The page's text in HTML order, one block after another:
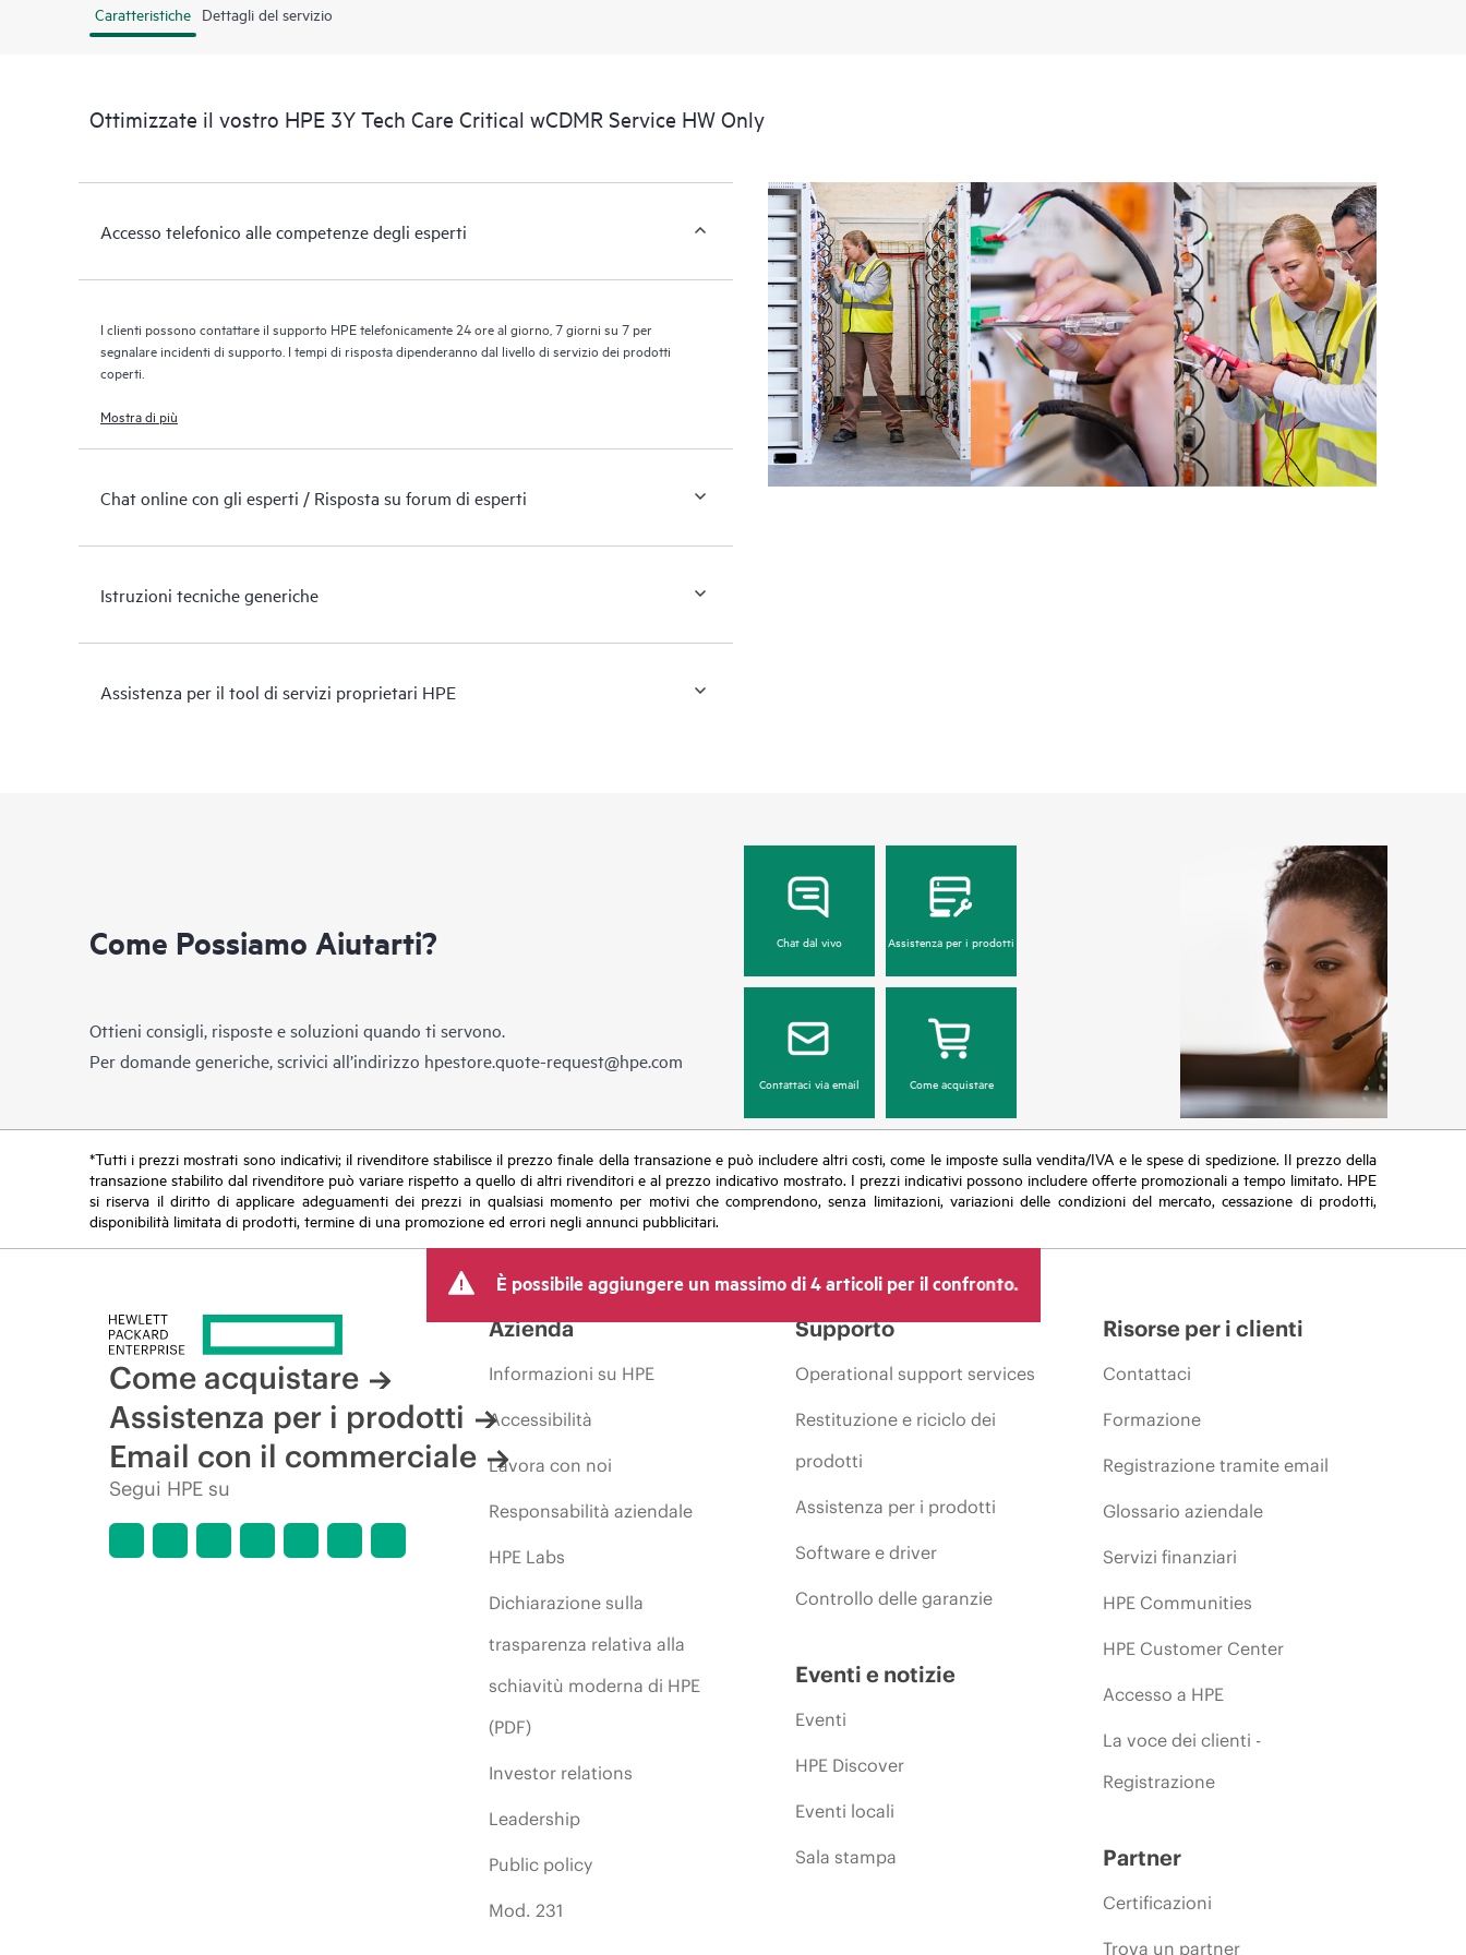
Caratteristiche Dettagli del servizio
Ottimizzate il vostro HPE 3Y Tech Care Critical wCDMR Service HW Only
Accesso telefonico alle competenze degli esperti
I clienti possono contattare il supporto HPE telefonicamente 24 ore al giorno, 7 giorni su 7 per
segnalare incidenti di supporto. I tempi di risposta dipenderanno dal livello di servizio dei prodotti
coperti.
Mostra di più
Chat online con gli esperti / Risposta su forum di esperti
Istruzioni tecniche generiche
Assistenza per il tool di servizi proprietari HPE
Come Possiamo Aiutarti?
Ottieni consigli, risposte e soluzioni quando ti servono.
Per domande generiche, scrivici all’indirizzo hpestore.quote-request@hpe.com
Chat dal vivo Assistenza per i prodotti
Contattaci via email Come acquistare
*Tutti i prezzi mostrati sono indicativi; il rivenditore stabilisce il prezzo finale della transazione e può includere altri costi, come le imposte sulla vendita/IVA e le spese di spedizione. Il prezzo della
transazione stabilito dal rivenditore può variare rispetto a quello di altri rivenditori e al prezzo indicativo mostrato. I prezzi indicativi possono includere offerte promozionali a tempo limitato. HPE
si riserva il diritto di applicare adeguamenti dei prezzi in qualsiasi momento per motivi che comprendono, senza limitazioni, variazioni delle condizioni del mercato, cessazione di prodotti,
disponibilità limitata di prodotti, termine di una promozione ed errori negli annunci pubblicitari.
È possibile aggiungere un massimo di 4 articoli per il confronto.
Come acquistare
Assistenza per i prodotti
Email con il commerciale
Segui HPE su
Azienda
Informazioni su HPE
Accessibilità
Lavora con noi
Responsabilità aziendale
HPE Labs
Dichiarazione sulla
trasparenza relativa alla
schiavitù moderna di HPE
(PDF)
Investor relations
Leadership
Public policy
Mod. 231
Supporto
Operational support services
Restituzione e riciclo dei
prodotti
Assistenza per i prodotti
Software e driver
Controllo delle garanzie
Eventi e notizie
Eventi
HPE Discover
Eventi locali
Sala stampa
Risorse per i clienti
Contattaci
Formazione
Registrazione tramite email
Glossario aziendale
Servizi finanziari
HPE Communities
HPE Customer Center
Accesso a HPE
La voce dei clienti -
Registrazione
Partner
Certificazioni
Trova un partner